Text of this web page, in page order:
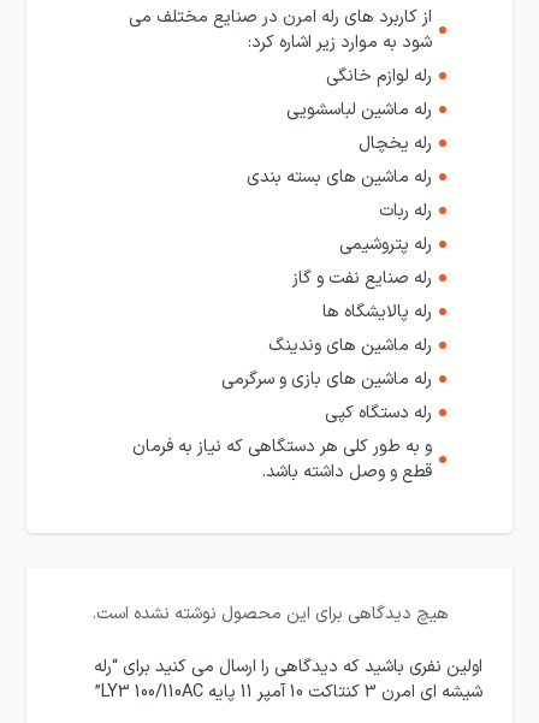
از کاربرد های رله امرن در صنایع مختلف می
شود به موارد زیر اشاره کرد:
رله لوازم خانگی
رله ماشین لباسشویی
رله یخچال
رله ماشین های بسته بندی
رله ربات
رله پتروشیمی
رله صنایع نفت و گاز
رله پالایشگاه ها
رله ماشین های وندینگ
رله ماشین های بازی و سرگرمی
رله دستگاه کپی
و به طور کلی هر دستگاهی که نیاز به فرمان
قطع و وصل داشته باشد.
هیچ دیدگاهی برای این محصول نوشته نشده است.
اولین نفری باشید که دیدگاهی را ارسال می کنید برای “رله
شیشه ای امرن 3 کنتاکت 10 آمپر 11 پایه LY3 100/110AC”